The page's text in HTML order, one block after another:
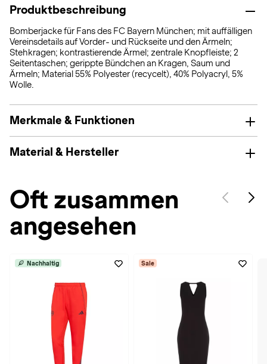
Produktbeschreibung
Bomberjacke für Fans des FC Bayern München; mit auffälligen
Vereinsdetails auf Vorder- und Rückseite und den Ärmeln;
Stehkragen; kontrastierende Ärmel; zentrale Knopfleiste; 2
Seitentaschen; gerippte Bündchen an Kragen, Saum und
Ärmeln; Material 55% Polyester (recycelt), 40% Polyacryl, 5%
Wolle.
Merkmale & Funktionen
Material & Hersteller
Oft zusammen
angesehen
Nachhaltig Sale